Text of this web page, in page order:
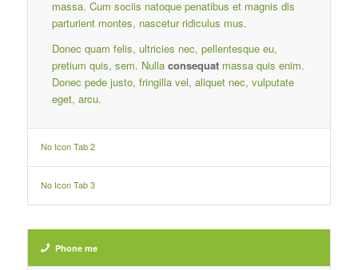
massa. Cum sociis natoque penatibus et magnis dis
parturient montes, nascetur ridiculus mus.
Donec quam felis, ultricies nec, pellentesque eu,
pretium quis, sem. Nulla consequatmassa quis enim.
Donec pede justo, fringilla vel, aliquet nec, vulputate
eget, arcu.
No Icon Tab 2
No Icon Tab 3
Phone me